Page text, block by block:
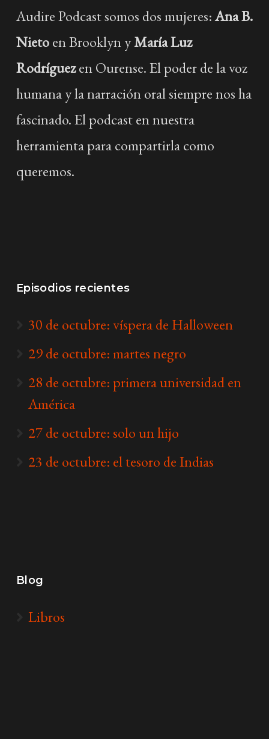
Audire Podcast somos dos mujeres:Ana B.
Nietoen Brooklyn yMaría Luz
Rodríguezen Ourense. El poder de la voz
humana y la narración oral siempre nos ha
fascinado. El podcast en nuestra
herramienta para compartirla como
queremos.
Episodios recientes
30 de octubre: víspera de Halloween
29 de octubre: martes negro
28 de octubre: primera universidad en
América
27 de octubre: solo un hijo
23 de octubre: el tesoro de Indias
Blog
Libros